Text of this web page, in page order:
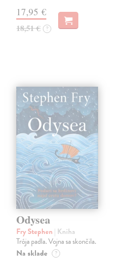
17,95 €
18,51 € ?
Odysea
Fry Stephen | Kniha
Trója padla. Vojna sa skončila.
Na sklade ?